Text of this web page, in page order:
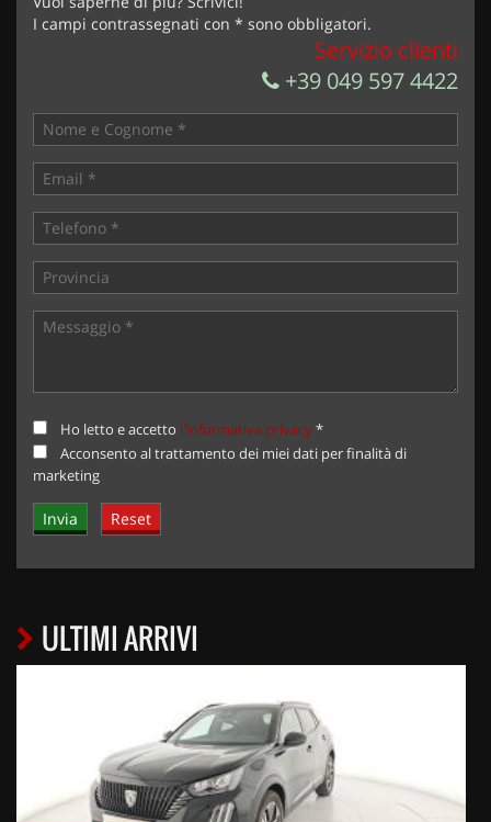
I campi contrassegnati con * sono obbligatori.
Servizio clienti
+39 049 597 4422
Ho letto e accetto l'informativa privacy*
Acconsento al trattamento dei miei dati per finalità di
marketing
ULTIMI ARRIVI